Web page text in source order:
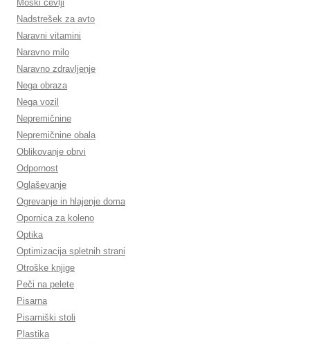
Moški čevlji
Nadstrešek za avto
Naravni vitamini
Naravno milo
Naravno zdravljenje
Nega obraza
Nega vozil
Nepremičnine
Nepremičnine obala
Oblikovanje obrvi
Odpornost
Oglaševanje
Ogrevanje in hlajenje doma
Opornica za koleno
Optika
Optimizacija spletnih strani
Otroške knjige
Peči na pelete
Pisarna
Pisarniški stoli
Plastika